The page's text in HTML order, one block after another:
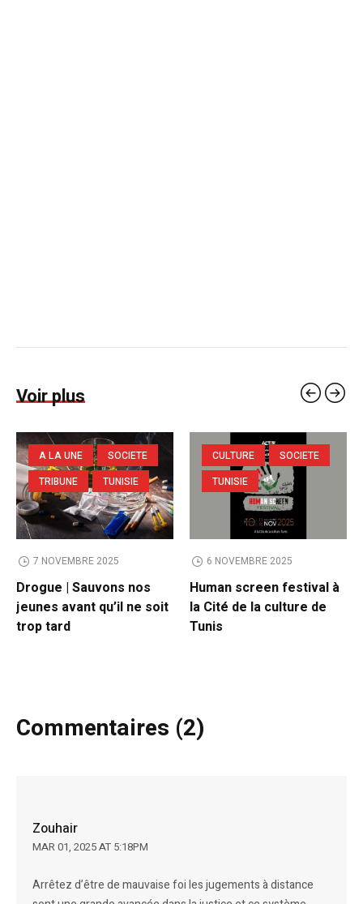
Voir plus
A LA UNE
SOCIETE
TRIBUNE
TUNISIE
7 NOVEMBRE 2025
Drogue | Sauvons nos
jeunes avant qu’il ne soit
trop tard
CULTURE
SOCIETE
TUNISIE
6 NOVEMBRE 2025
Human screen festival à
la Cité de la culture de
Tunis
Commentaires (2)
Zouhair
MAR 01, 2025 AT 5:18PM
Arrêtez d’être de mauvaise foi les jugements à distance